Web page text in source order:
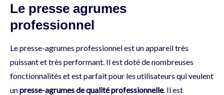
Le presse agrumes
professionnel
Le presse-agrumes professionnel est un appareil très
puissant et très performant. Il est doté de nombreuses
fonctionnalités et est parfait pour les utilisateurs qui veulent
unpresse-agrumes de qualité professionnelle. Il est